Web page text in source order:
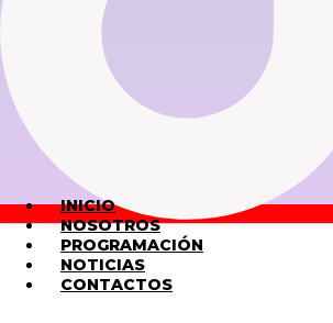
INICIO
NOSOTROS
PROGRAMACIÓN
NOTICIAS
CONTACTOS